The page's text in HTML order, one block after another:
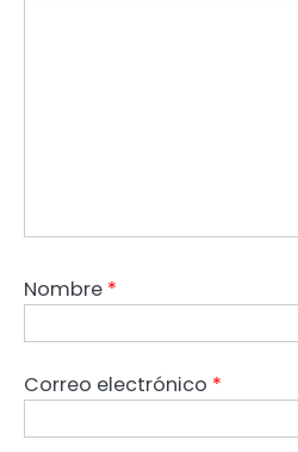
Nombre *
Correo electrónico *